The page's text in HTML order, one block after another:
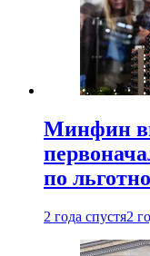
Минфин
по
2 года спустя2